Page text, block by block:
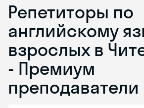
Репетиторы по
английскому
взрослых в
- Премиум
преподаватели
Skyeng Chat